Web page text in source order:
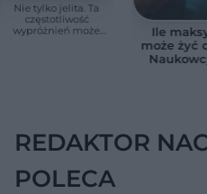
Nie tylko jelita. Ta
częstotliwość
wypróżnień może
Ile
może żyć
REDAKTOR
POLECA